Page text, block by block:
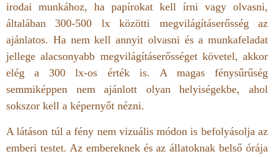
irodai munkához, ha papírokat kell írni vagy olvasni,
általában 300-500 lx közötti megvilágításerősség az
ajánlatos. Ha nem kell annyit olvasni és a munkafeladat
jellege alacsonyabb megvilágításerősséget követel, akkor
elég a 300 lx-os érték is. A magas fénysűrűség
semmiképpen nem ajánlott olyan helyiségekbe, ahol
sokszor kell a képernyőt nézni.
A látáson túl a fény nem vizuális módon is befolyásolja az
emberi testet. Az embereknek és az állatoknak belső órája